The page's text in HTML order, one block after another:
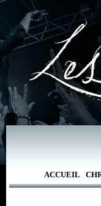
ACCUEIL